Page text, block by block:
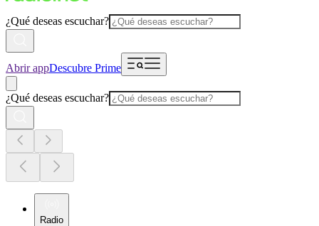
¿Qué deseas escuchar?
Abrir appDescubre Prime
¿Qué deseas escuchar?
Radio